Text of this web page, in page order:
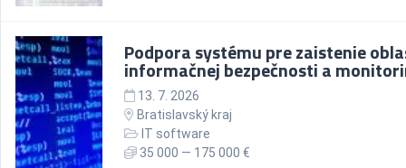
Podpora systému pre zaistenie
informačnej bezpečnosti a
13. 7. 2026
Bratislavský kraj
IT software
35 000 — 175 000 €